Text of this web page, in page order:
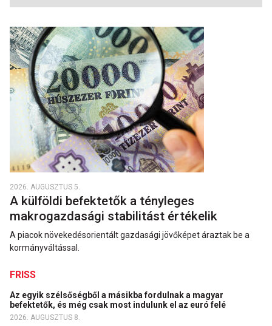
2026. AUGUSZTUS 5.
A külföldi befektetők a tényleges
makrogazdasági stabilitást értékelik
A piacok növekedésorientált gazdasági jövőképet áraztak be a
kormányváltással.
FRISS
Az egyik szélsőségből a másikba fordulnak a magyar
befektetők, és még csak most indulunk el az euró felé
2026. AUGUSZTUS 8.